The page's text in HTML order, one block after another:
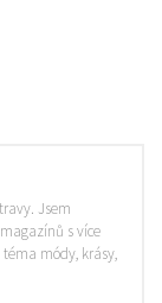
Jsem
s více
módy, krásy,